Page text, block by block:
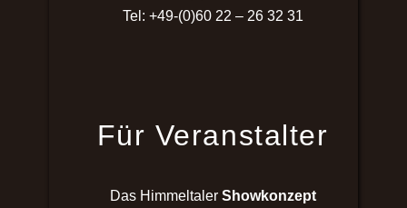
Tel: +49-(0)60 22 – 26 32 31
Für Veranstalter
Das Himmeltaler Showkonzept